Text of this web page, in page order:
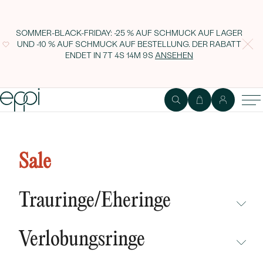
SOMMER-BLACK-FRIDAY: -25 % AUF SCHMUCK AUF LAGER
UND -10 % AUF SCHMUCK AUF BESTELLUNG. DER RABATT
ENDET IN7T 4S 14M 8S ANSEHEN
Sale
Trauringe/Eheringe
NEUHEITEN
Verlobungsringe
mit blauem Opal Lovelyn